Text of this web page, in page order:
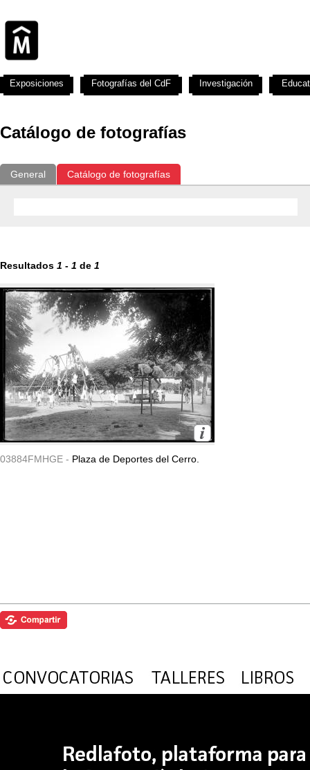
Catálogo de fotografías
General Catálogo de fotografías
Resultados 1 - 1 de 1
03884FMHGE - Plaza de Deportes del Cerro.
Exposiciones Fotografías del CdF Investigación